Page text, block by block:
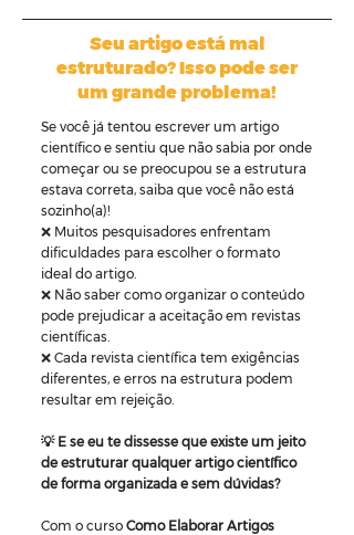
Seu artigo está mal
estruturado? Isso pode ser
um grande problema!
Se você já tentou escrever um artigo
científico e sentiu que não sabia por onde
começar ou se preocupou se a estrutura
estava correta, saiba que você não está
sozinho(a)!
❌ Muitos pesquisadores enfrentam
dificuldades para escolher o formato
ideal do artigo.
❌ Não saber como organizar o conteúdo
pode prejudicar a aceitação em revistas
científicas.
❌ Cada revista científica tem exigências
diferentes, e erros na estrutura podem
resultar em rejeição.
💡 E se eu te dissesse que existe um jeito
de estruturar qualquer artigo científico
de forma organizada e sem dúvidas?
Com o curso Como Elaborar Artigos